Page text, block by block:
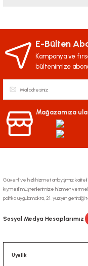
iletebilirsiniz.
Görüş ve önerileriniz için
Ürün açıklamasında eksik
Ürün fiyatı diğer sitelerden
Bu ürüne benzer farklı
E-Bülten
Kampanya ve
bültenimize
Mağazamıza
Güvenli ve hızlı hizmet anlayışımız
kıymetli müşterilerimize hizmet
politika uygulamakta, 21. yüzyılın
Sosyal Medya Hesaplarımız
Üyelik